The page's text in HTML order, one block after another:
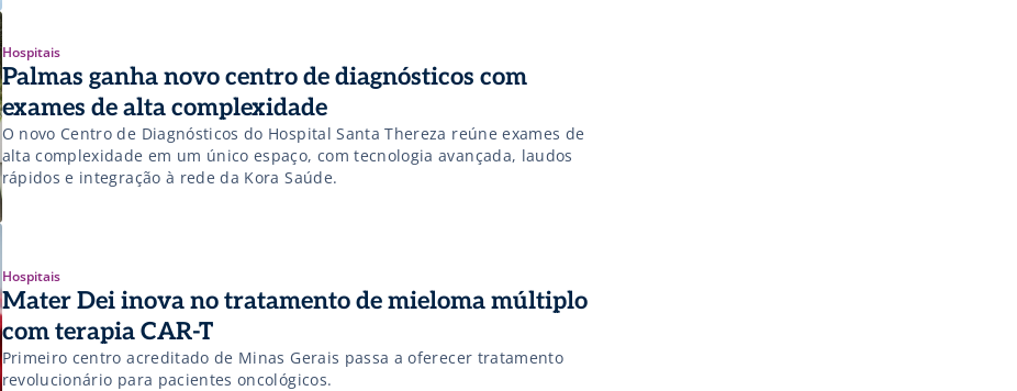
Hospitais
Palmas ganha novo centro de diagnósticos com
exames de alta complexidade
O novo Centro de Diagnósticos do Hospital Santa Thereza reúne exames de
alta complexidade em um único espaço, com tecnologia avançada, laudos
rápidos e integração à rede da Kora Saúde.
Hospitais
Mater Dei inova no tratamento de mieloma múltiplo
com terapia CAR-T
Primeiro centro acreditado de Minas Gerais passa a oferecer tratamento
revolucionário para pacientes oncológicos.